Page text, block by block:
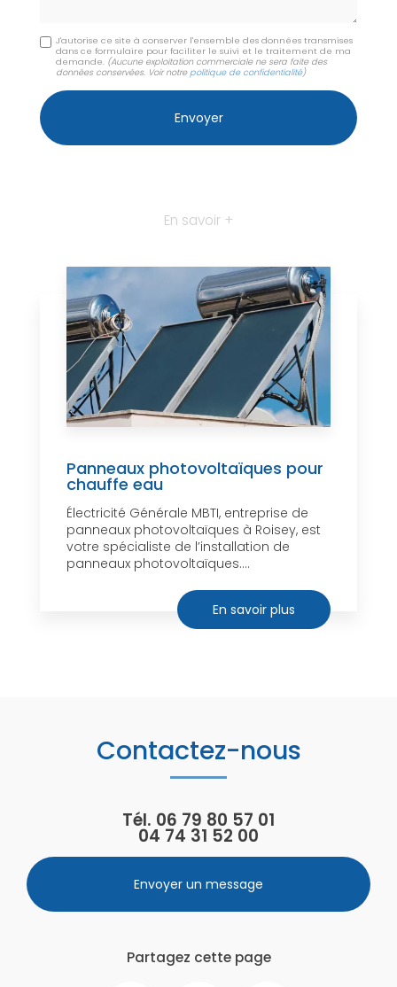
J'autorise ce site à conserver l'ensemble des données transmises
dans ce formulaire pour faciliter le suivi et le traitement de ma
demande. (Aucune exploitation commerciale ne sera faite des
données conservées. Voir notre politique de confidentialité)
En savoir +
Panneaux photovoltaïques pour
chauffe eau
Électricité Générale MBTI, entreprise de
panneaux photovoltaïques à Roisey, est
votre spécialiste de l’installation de
panneaux photovoltaïques....
En savoir plus
Contactez-nous
Tél. 06 79 80 57 01
04 74 31 52 00
Envoyer un message
Partagez cette page